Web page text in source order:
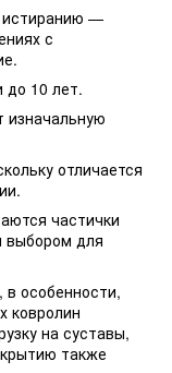
истиранию —
с
до 10 лет.
изначальную
отличается
частички
выбором для
особенности,
ковролин
на суставы,
также